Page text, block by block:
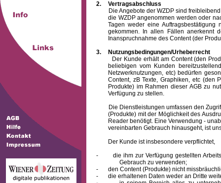
2.
Vertragsabschluss
Die Angebote der WZDP sind freibleibend.
die WZDP angenommen werden oder
Tagen weder eine
gekommen. In allen Fällen anerkennt
Inanspruchnahme des Content (der
3.
Nutzungsbedingungen/Urheberrecht
Der Kunde erhält am Content (den
beliebigen vom Kunden
Netzwerknutzungen, etc) bedürfen
Content, zB Texte, Graphiken, etc (den
Produkte) im Rahmen dieser AGB zu
Verfügung zu stellen.
Die Dienstleistungen umfassen den Zugriff
(Produkte) mit der Möglichkeit des
Reader benötigt. Eine Verwendung -
vereinbarten Gebrauch hinausgeht, ist
Der Kunde ist insbesondere verpflichtet,
-
die ihm zur Verfügung gestellten
Gebrauch zu verwenden;
-
den Content (Produkte) nicht
-
die erhaltenen Daten weder an Dritte